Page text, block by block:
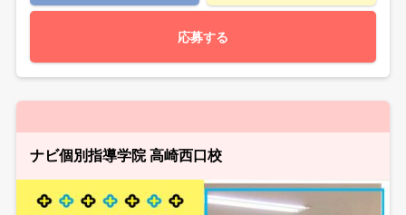
応募する
ナビ個別指導学院 高崎西口校